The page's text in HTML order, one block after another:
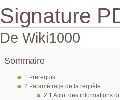
Signature
De Wiki1000
Sommaire
1 Prérequis
2 Paramétrage de la requête
2.1 Ajout des informations